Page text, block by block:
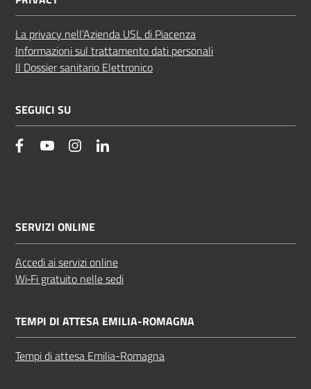
La privacy nell’Azienda USL di Piacenza
Informazioni sul trattamento dati personali
Il Dossier sanitario Elettronico
SEGUICI SU
facebookYouTube Instagram
SERVIZI ONLINE
Accedi ai servizi online
Wi‑Fi gratuito nelle sedi
TEMPI DI ATTESA EMILIA-ROMAGNA
Tempi di attesa Emilia-Romagna